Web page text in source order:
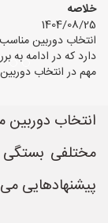
خلاصه
1404/08/25
انتخاب دوربین
مهم در انتخاب
انتخاب دوربین
مختلفی بستگی
پیشنهادهایی